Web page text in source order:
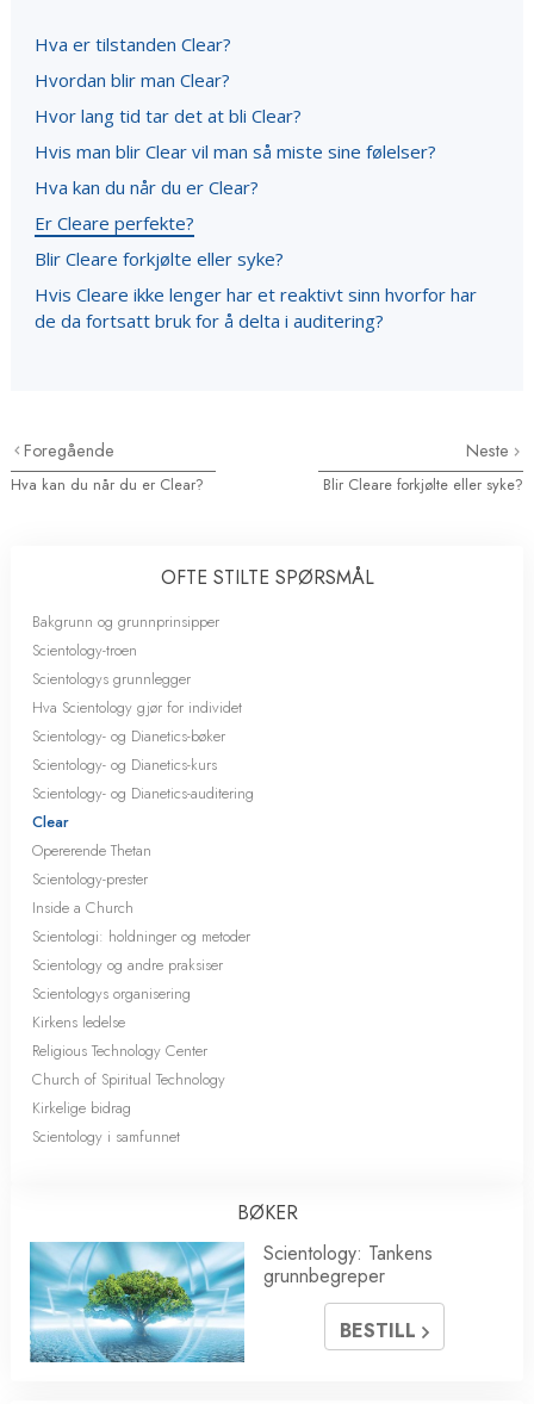
Hva er tilstanden Clear?
Hvordan blir man Clear?
Hvor lang tid tar det at bli Clear?
Hvis man blir Clear vil man så miste sine følelser?
Hva kan du når du er Clear?
Er Cleare perfekte?
Blir Cleare forkjølte eller syke?
Hvis Cleare ikke lenger har et reaktivt sinn hvorfor har
de da fortsatt bruk for å delta i auditering?
Foregående
Hva kan du når du er Clear?
Neste
Blir Cleare forkjølte eller syke?
OFTE STILTE SPØRSMÅL
Bakgrunn og grunnprinsipper
Scientology-troen
Scientologys grunnlegger
Hva Scientology gjør for individet
Scientology- og Dianetics-bøker
Scientology- og Dianetics-kurs
Scientology- og Dianetics-auditering
Clear
Opererende Thetan
Scientology-prester
Inside a Church
Scientologi: holdninger og metoder
Scientology og andre praksiser
Scientologys organisering
Kirkens ledelse
Religious Technology Center
Church of Spiritual Technology
Kirkelige bidrag
Scientology i samfunnet
BØKER
Scientology: Tankens
grunnbegreper
BESTILL